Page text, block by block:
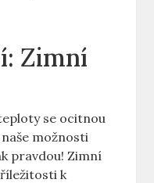
Zimní
se ocitnou
naše možnosti
pravdou! Zimní
⁢k⁢